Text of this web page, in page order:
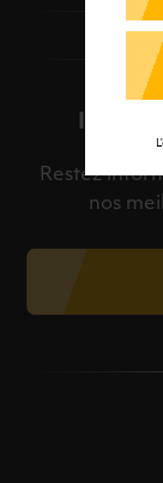
Restez
nos